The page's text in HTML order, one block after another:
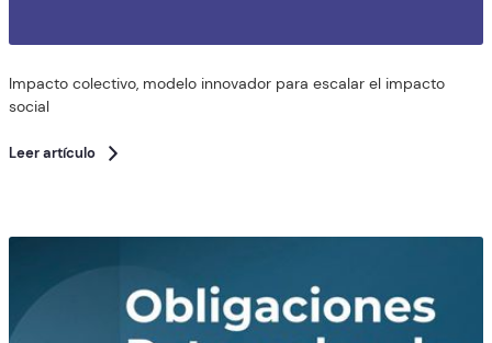
Impacto colectivo, modelo innovador para escalar el impacto
social
Leer artículo